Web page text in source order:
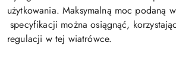
użytkowania. Maksymalną moc podaną w
specyfikacji można osiągnąć,
regulacji w tej wiatrówce.